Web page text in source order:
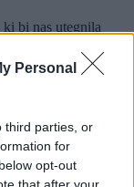
Personal
third parties, or
for
opt-out
bi nas utegnila